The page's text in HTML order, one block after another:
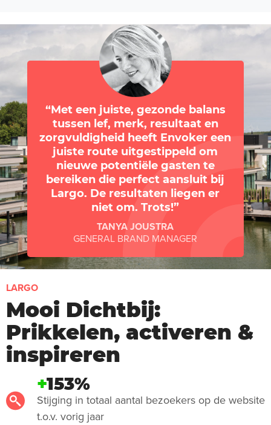
Met een juiste, gezonde balans
tussen lef, merk, resultaat en
zorgvuldigheid heeft Envoker een
juiste route uitgestippeld om
nieuwe potentiële gasten te
bereiken die perfect aansluit bij
Largo. De resultaten liegen er
niet om. Trots!
TANYA JOUSTRA
GENERAL BRAND MANAGER
LARGO
Mooi Dichtbij:
Prikkelen, activeren &
inspireren
+153%
Stijging in totaal aantal bezoekers op de website
t.o.v. vorig jaar